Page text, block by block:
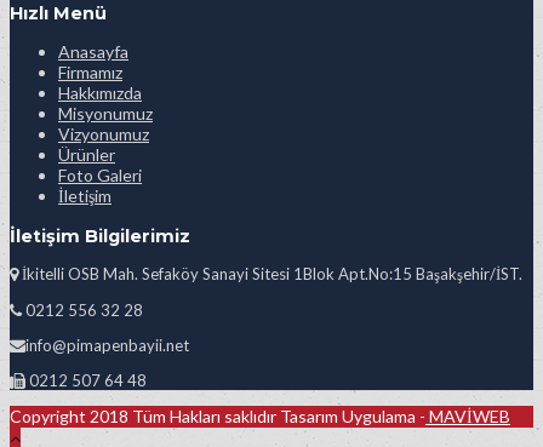
Hızlı Menü
Anasayfa
Firmamız
Hakkımızda
Misyonumuz
Vizyonumuz
Ürünler
Foto Galeri
İletişim
İletişim Bilgilerimiz
İkitelli OSB Mah. Sefaköy Sanayi Sitesi 1Blok Apt.No:15 Başakşehir/İST.
0212 556 32 28
info@pimapenbayii.net
0212 507 64 48
Copyright 2018 Tüm Hakları saklıdır Tasarım Uygulama - MAVİWEB